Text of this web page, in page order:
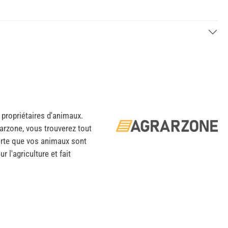
d'animaux.
vous trouverez tout
que vos animaux sont
l'agriculture et fait